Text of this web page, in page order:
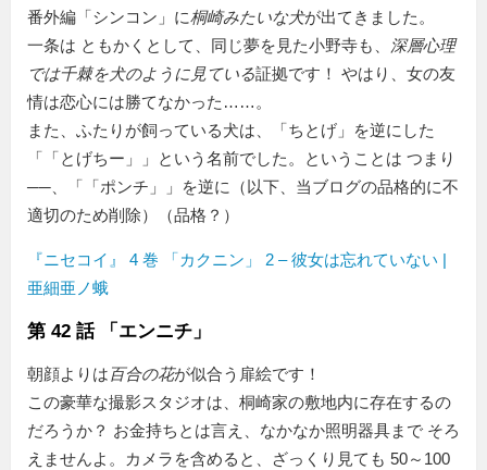
番外編「シンコン」に桐崎みたいな犬が出てきました。
一条は ともかくとして、同じ夢を見た小野寺も、
深層心理
では千棘を犬のように見ている証拠です！ やはり、女の友
情は恋心には勝てなかった……。
また、ふたりが飼っている犬は、「ちとげ」を逆にした
「
とげちー
」という名前でした。ということは つまり
──、「
ポンチ
」を逆に（以下、当ブログの品格的に不
適切のため削除）（品格？）
『ニセコイ』 4 巻 「カクニン」 2 – 彼女は忘れていない |
亜細亜ノ蛾
第 42 話 「エンニチ」
朝顔よりは 百合の花が似合う扉絵です！
この豪華な撮影スタジオは、桐崎家の敷地内に存在するの
だろうか？ お金持ちとは言え、なかなか照明器具まで そろ
えませんよ。カメラを含めると、ざっくり見ても 50～100